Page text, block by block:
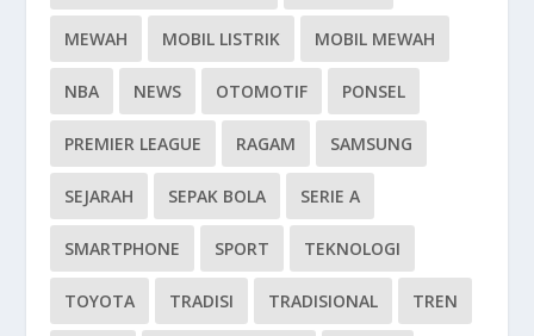
MEWAH MOBIL LISTRIK MOBIL MEWAH
NBA NEWS OTOMOTIF PONSEL
PREMIER LEAGUE RAGAM SAMSUNG
SEJARAH SEPAK BOLA SERIE A
SMARTPHONE SPORT TEKNOLOGI
TOYOTA TRADISI TRADISIONAL TREN